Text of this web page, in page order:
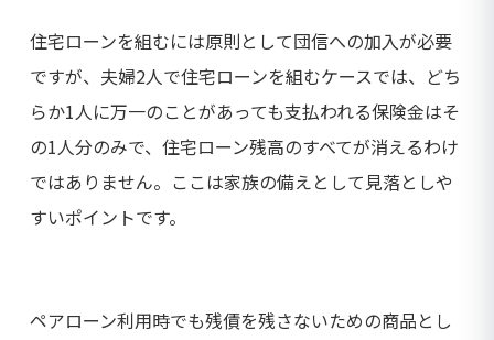
住宅ローンを組むには原則として団信への加入が必要
ですが、夫婦2人で住宅ローンを組むケースでは、どち
らか1人に万一のことがあっても支払われる保険金はそ
の1人分のみで、住宅ローン残高のすべてが消えるわけ
ではありません。ここは家族の備えとして見落としや
すいポイントです。
ペアローン利用時でも残債を残さないための商品とし